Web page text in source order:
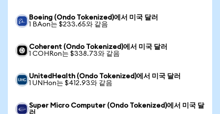
Boeing (Ondo Tokenized)에서 미국 달러
1 BAon는 $233.65와 같음
Coherent (Ondo Tokenized)에서 미국 달러
1 COHRon는 $338.73와 같음
UnitedHealth (Ondo Tokenized)에서 미국 달러
1 UNHon는 $412.93와 같음
Super Micro Computer (Ondo Tokenized)에서 미국 달
러